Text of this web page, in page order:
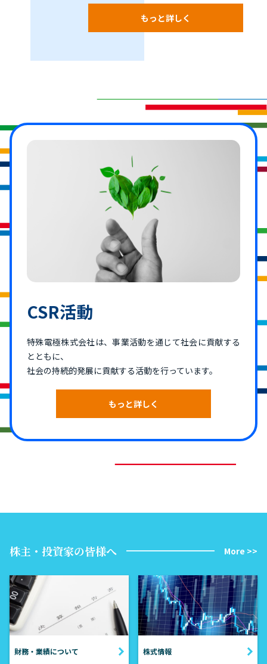
もっと詳しく
CSR活動
特殊電極株式会社は、事業活動を通じて社会に貢献する
とともに、
社会の持続的発展に貢献する活動を行っています。
もっと詳しく
株主・投資家の皆様へ More >>
財務・業績について 株式情報